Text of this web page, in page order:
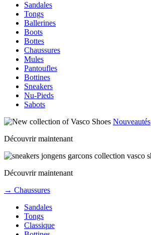
Sandales
Tongs
Ballerines
Boots
Bottes
Chaussures
Mules
Pantoufles
Bottines
Sneakers
Nu-Pieds
Sabots
Nouveautés
Découvrir maintenant
Découvrir maintenant
→ Chaussures
Sandales
Tongs
Classique